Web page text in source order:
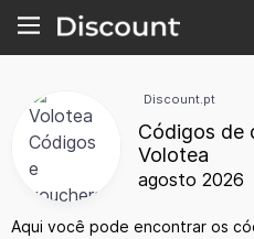
Discount.pt
Códigos de
Volotea
agosto 2026
Aqui você pode encontrar os